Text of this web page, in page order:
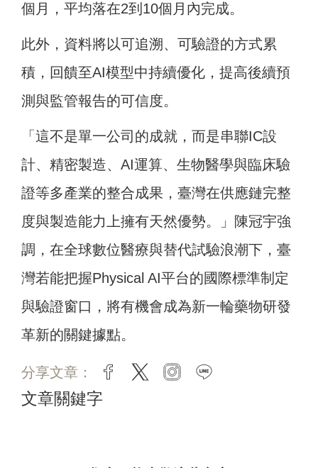
個月，平均落在2到10個月內完成。
此外，資料將以可追溯、可驗證的方式累
積，回饋至AI模型中持續優化，提高後續預
測與監管報告的可信度。
「這不是單一公司的成就，而是串聯IC設
計、精密製造、AI運算、生物醫學與臨床驗
證等多產業的整合成果，臺灣在供應鏈完整
度與製造能力上擁有天然優勢。」陳冠宇強
調，在全球數位醫療與替代試驗浪潮下，臺
灣若能把握Physical AI平台的國際標準制定
與驗證窗口，將有機會成為新一輪藥物研發
革新的關鍵據點。
分享文章： facebook
twitter instagram
文章關鍵字